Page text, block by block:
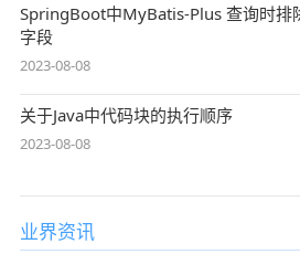
SpringBoot中MyBatis-Plus 查询时排
字段
2023-08-08
关于Java中代码块的执行顺序
2023-08-08
业界资讯